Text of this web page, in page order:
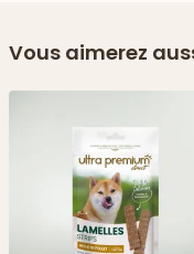
Vous aimerez